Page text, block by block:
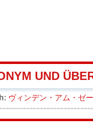
UND
ヴィンデン・アム・ゼー